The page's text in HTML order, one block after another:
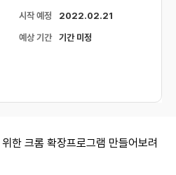
시작 예정 2022.02.21
예상 기간 기간 미정
한 크롬 확장프로그램 만들어보려